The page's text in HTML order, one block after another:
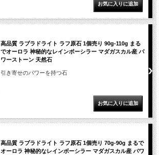
高品質 ラブラドライト ラフ原石 1個売り 90g-110g まる
でオーロラ 神秘的なレインボーシラー マダガスカル産 パ
ワーストーン 天然石
引き寄せのパワーを持つ石
高品質 ラブラドライト ラフ原石 1個売り 70g-90g まるで
オーロラ 神秘的なレインボーシラー マダガスカル産 パワ